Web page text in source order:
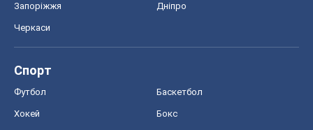
Запоріжжя Дніпро
Черкаси
Спорт
Футбол Баскетбол
Хокей Бокс